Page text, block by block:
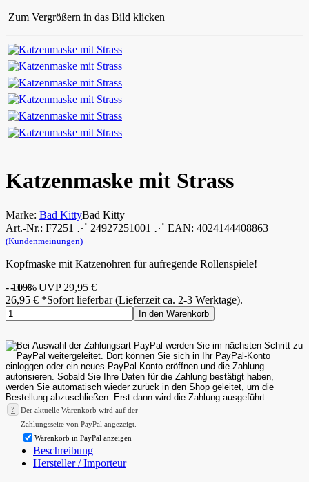
Zum Vergrößern in das Bild klicken
Katzenmaske mit Strass
Marke: Bad KittyBad Kitty
Art.-Nr.: F7251 ⋰ 24927251001 ⋰ EAN: 4024144408863
(Kundenmeinungen)
Kopfmaske mit Katzenohren für aufregende Rollenspiele!
- 10%
- 10%UVP29,95 €
26,95 € *Sofort lieferbar (Lieferzeit ca. 2-3 Werktage).
In den Warenkorb
?
Der aktuelle Warenkorb wird auf der
Zahlungsseite von PayPal angezeigt.
Warenkorb in PayPal anzeigen
Beschreibung
Hersteller / Importeur